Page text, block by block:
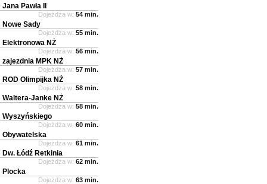
Jana Pawła II
Dojeżdża w: 54 min.
Nowe Sady
Dojeżdża w: 55 min.
Elektronowa NŻ
Dojeżdża w: 56 min.
zajezdnia MPK NŻ
Dojeżdża w: 57 min.
ROD Olimpijka NŻ
Dojeżdża w: 58 min.
Waltera-Janke NŻ
Dojeżdża w: 58 min.
Wyszyńskiego
Dojeżdża w: 60 min.
Obywatelska
Dojeżdża w: 61 min.
Dw. Łódź Retkinia
Dojeżdża w: 62 min.
Plocka
Dojeżdża w: 63 min.